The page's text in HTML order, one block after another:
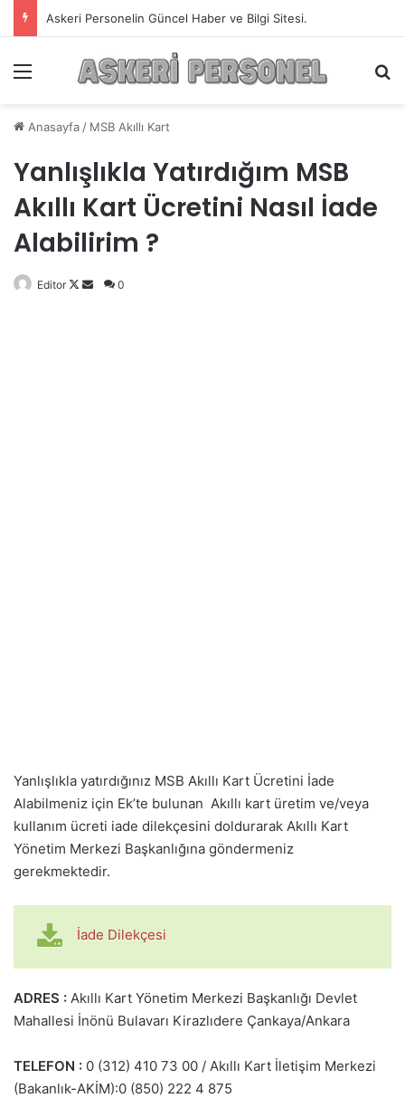
Askeri Personelin Güncel Haber ve Bilgi Sitesi.
Anasayfa / MSB Akıllı Kart
Yanlışlıkla Yatırdığım MSB
Akıllı Kart Ücretini Nasıl İade
Alabilirim ?
Editor
Follow
Bir
0
Yanlışlıkla yatırdığınız MSB Akıllı Kart Ücretini İade
Alabilmeniz için Ek’te bulunan Akıllı kart üretim ve/veya
kullanım ücreti iade dilekçesini doldurarak Akıllı Kart
Yönetim Merkezi Başkanlığına göndermeniz
gerekmektedir.
İade Dilekçesi
ADRES : Akıllı Kart Yönetim Merkezi Başkanlığı Devlet
Mahallesi İnönü Bulavarı Kirazlıdere Çankaya/Ankara
TELEFON : 0 (312) 410 73 00 / Akıllı Kart İletişim Merkezi
(Bakanlık-AKİM):0 (850) 222 4 875